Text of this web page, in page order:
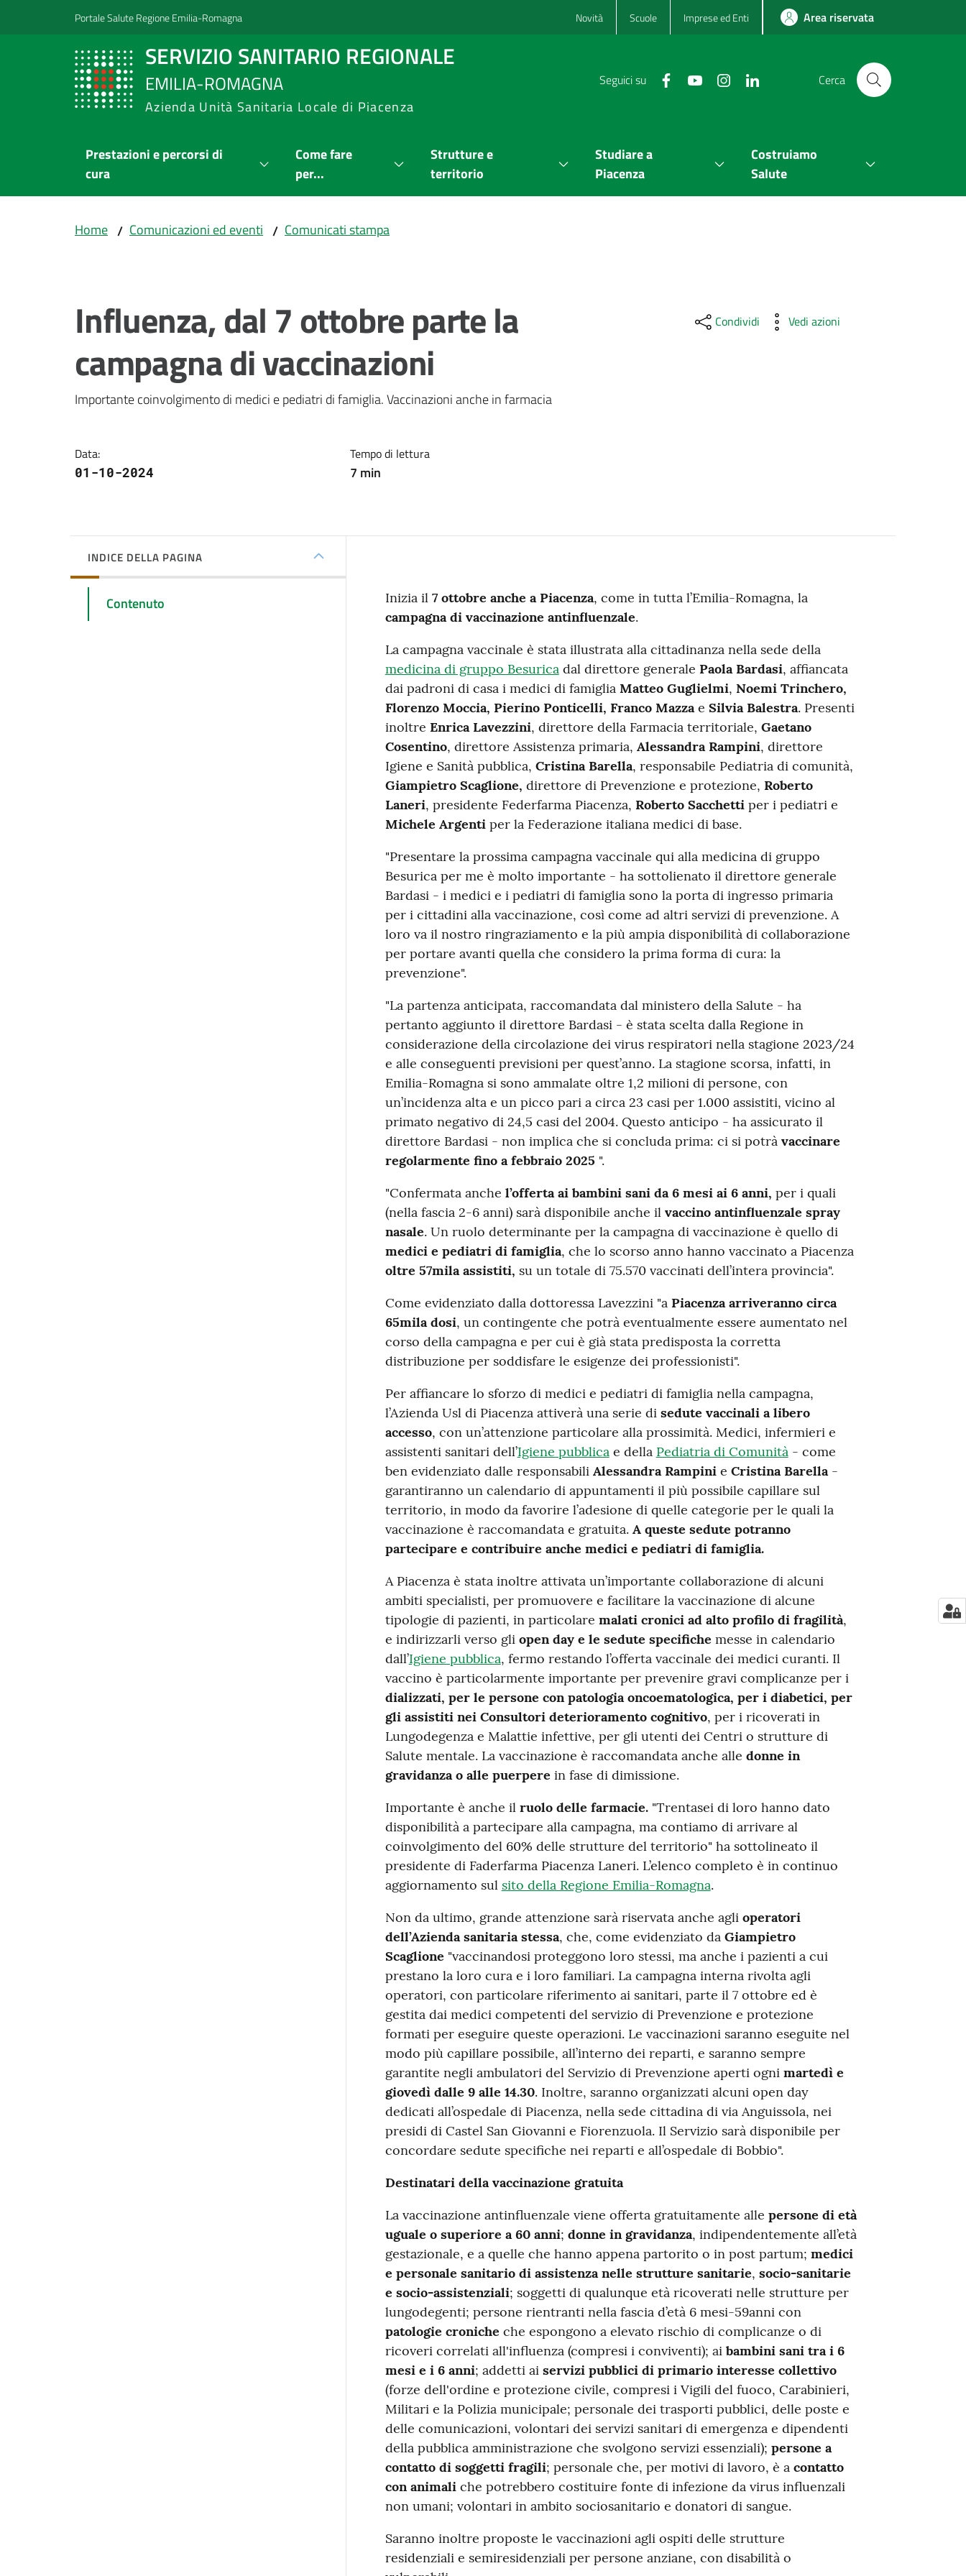
Vai al contenuto
Vai alla navigazionePortale Salute Regione Emilia-Romagna Novità Scuole Imprese ed Enti Area riservata
SERVIZIO SANITARIO REGIONALE
EMILIA-ROMAGNA
Azienda Unità Sanitaria Locale di Piacenza
Seguici su Cerca
Prestazioni e percorsi di
cura
Come fare
per...
Strutture e
territorio
Studiare a
Piacenza
Costruiamo
Salute
Home / Comunicazioni ed eventi / Comunicati stampa
Salta al contenuto
Influenza, dal 7 ottobre parte la
campagna di vaccinazioni
Importante coinvolgimento di medici e pediatri di famiglia. Vaccinazioni anche in farmacia
Data:
01-10-2024
Tempo di lettura
7 min
Condividi Vedi azioni
INDICE DELLA PAGINA
Contenuto Inizia il 7 ottobre anche a Piacenza, come in tutta l’Emilia-Romagna, la
campagna di vaccinazione antinfluenzale.
La campagna vaccinale è stata illustrata alla cittadinanza nella sede della
medicina di gruppo Besuricadal direttore generale Paola Bardasi, affiancata
dai padroni di casa i medici di famiglia Matteo Guglielmi, Noemi Trinchero,
Florenzo Moccia, Pierino Ponticelli, Franco Mazzae Silvia Balestra. Presenti
inoltre Enrica Lavezzini, direttore della Farmacia territoriale, Gaetano
Cosentino, direttore Assistenza primaria, Alessandra Rampini, direttore
Igiene e Sanità pubblica, Cristina Barella, responsabile Pediatria di comunità,
Giampietro Scaglione, direttore di Prevenzione e protezione, Roberto
Laneri, presidente Federfarma Piacenza, Roberto Sacchettiper i pediatri e
Michele Argentiper la Federazione italiana medici di base.
"Presentare la prossima campagna vaccinale qui alla medicina di gruppo
Besurica per me è molto importante - ha sottolienato il direttore generale
Bardasi - i medici e i pediatri di famiglia sono la porta di ingresso primaria
per i cittadini alla vaccinazione, così come ad altri servizi di prevenzione. A
loro va il nostro ringraziamento e la più ampia disponibilità di collaborazione
per portare avanti quella che considero la prima forma di cura: la
prevenzione".
"La partenza anticipata, raccomandata dal ministero della Salute - ha
pertanto aggiunto il direttore Bardasi - è stata scelta dalla Regione in
considerazione della circolazione dei virus respiratori nella stagione 2023/24
e alle conseguenti previsioni per quest’anno. La stagione scorsa, infatti, in
Emilia-Romagna si sono ammalate oltre 1,2 milioni di persone, con
un’incidenza alta e un picco pari a circa 23 casi per 1.000 assistiti, vicino al
primato negativo di 24,5 casi del 2004. Questo anticipo - ha assicurato il
direttore Bardasi - non implica che si concluda prima: ci si potrà vaccinare
regolarmente fino a febbraio 2025 ".
"Confermata anche l’offerta ai bambini sani da 6 mesi ai 6 anni, per i quali
(nella fascia 2-6 anni) sarà disponibile anche il vaccino antinfluenzale spray
nasale. Un ruolo determinante per la campagna di vaccinazione è quello di
medici e pediatri di famiglia, che lo scorso anno hanno vaccinato a Piacenza
oltre 57mila assistiti, su un totale di 75.570 vaccinati dell’intera provincia".
Come evidenziato dalla dottoressa Lavezzini "a Piacenza arriveranno circa
65mila dosi, un contingente che potrà eventualmente essere aumentato nel
corso della campagna e per cui è già stata predisposta la corretta
distribuzione per soddisfare le esigenze dei professionisti".
Per affiancare lo sforzo di medici e pediatri di famiglia nella campagna,
l’Azienda Usl di Piacenza attiverà una serie di sedute vaccinali a libero
accesso, con un’attenzione particolare alla prossimità. Medici, infermieri e
assistenti sanitari dell’Igiene pubblicae della Pediatria di Comunità- come
ben evidenziato dalle responsabili Alessandra Rampini e Cristina Barella-
garantiranno un calendario di appuntamenti il più possibile capillare sul
territorio, in modo da favorire l’adesione di quelle categorie per le quali la
vaccinazione è raccomandata e gratuita. A queste sedute potranno
partecipare e contribuire anche medici e pediatri di famiglia.
A Piacenza è stata inoltre attivata un’importante collaborazione di alcuni
ambiti specialisti, per promuovere e facilitare la vaccinazione di alcune
tipologie di pazienti, in particolare malati cronici ad alto profilo di fragilità,
e indirizzarli verso gli open day e le sedute specifiche messe in calendario
dall’Igiene pubblica, fermo restando l’offerta vaccinale dei medici curanti. Il
vaccino è particolarmente importante per prevenire gravi complicanze per i
dializzati, per le persone con patologia oncoematologica, per i diabetici, per
gli assistiti nei Consultori deterioramento cognitivo, per i ricoverati in
Lungodegenza e Malattie infettive, per gli utenti dei Centri o strutture di
Salute mentale. La vaccinazione è raccomandata anche alle donne in
gravidanza o alle puerpere in fase di dimissione.
Importante è anche ilruolo delle farmacie. "Trentasei di loro hanno dato
disponibilità a partecipare alla campagna, ma contiamo di arrivare al
coinvolgimento del 60% delle strutture del territorio" ha sottolineato il
presidente di Faderfarma Piacenza Laneri. L’elenco completo è in continuo
aggiornamento sul sito della Regione Emilia-Romagna.
Non da ultimo, grande attenzione sarà riservata anche agli operatori
dell’Azienda sanitaria stessa, che, come evidenziato da Giampietro
Scaglione "vaccinandosi proteggono loro stessi, ma anche i pazienti a cui
prestano la loro cura e i loro familiari. La campagna interna rivolta agli
operatori, con particolare riferimento ai sanitari, parte il 7 ottobre ed è
gestita dai medici competenti del servizio di Prevenzione e protezione
formati per eseguire queste operazioni. Le vaccinazioni saranno eseguite nel
modo più capillare possibile, all’interno dei reparti, e saranno sempre
garantite negli ambulatori del Servizio di Prevenzione aperti ogni martedì e
giovedì dalle 9 alle 14.30. Inoltre, saranno organizzati alcuni open day
dedicati all’ospedale di Piacenza, nella sede cittadina di via Anguissola, nei
presidi di Castel San Giovanni e Fiorenzuola. Il Servizio sarà disponibile per
concordare sedute specifiche nei reparti e all’ospedale di Bobbio".
Destinatari della vaccinazione gratuita
La vaccinazione antinfluenzale viene offerta gratuitamente alle persone di età
uguale o superiore a 60 anni; donne in gravidanza, indipendentemente all’età
gestazionale, e a quelle che hanno appena partorito o in post partum; medici
e personale sanitario di assistenza nelle strutture sanitarie, socio-sanitarie
e socio-assistenziali; soggetti di qualunque età ricoverati nelle strutture per
lungodegenti; persone rientranti nella fascia d’età 6 mesi-59anni con
patologie croniche che espongono a elevato rischio di complicanze o di
ricoveri correlati all'influenza (compresi i conviventi); ai bambini sani tra i 6
mesi e i 6 anni; addetti ai servizi pubblici di primario interesse collettivo
(forze dell'ordine e protezione civile, compresi i Vigili del fuoco, Carabinieri,
Militari e la Polizia municipale; personale dei trasporti pubblici, delle poste e
delle comunicazioni, volontari dei servizi sanitari di emergenza e dipendenti
della pubblica amministrazione che svolgono servizi essenziali); persone a
contatto di soggetti fragili; personale che, per motivi di lavoro, è a contatto
con animali che potrebbero costituire fonte di infezione da virus influenzali
non umani; volontari in ambito sociosanitario e donatori di sangue.
Saranno inoltre proposte le vaccinazioni agli ospiti delle strutture
residenziali e semiresidenziali per persone anziane, con disabilità o